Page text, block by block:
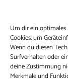
Um dir ein
Cookies, um
Wenn du diesen
Surfverhalten oder
deine Zustimmung
Merkmale und
Mach mit
youpod.de lebt
journalistische
veröffentliche
dich anmelden,
Profil anzulegen,